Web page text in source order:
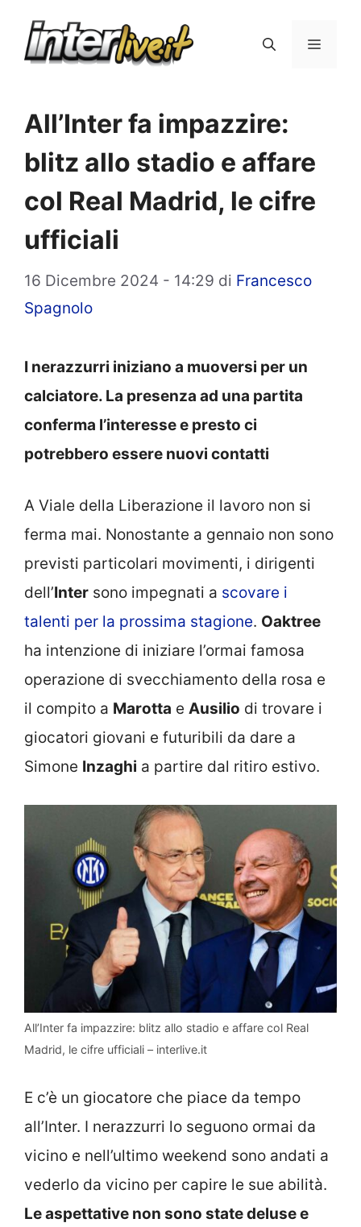
Menu
All’Inter fa impazzire:
blitz allo stadio e affare
col Real Madrid, le cifre
ufficiali
16 Dicembre 2024 - 14:29 di Francesco
Spagnolo
I nerazzurri iniziano a muoversi per un
calciatore. La presenza ad una partita
conferma l’interesse e presto ci
potrebbero essere nuovi contatti
A Viale della Liberazione il lavoro non si
ferma mai. Nonostante a gennaio non sono
previsti particolari movimenti, i dirigenti
dell’Inter sono impegnati a scovare i
talenti per la prossima stagione. Oaktree
ha intenzione di iniziare l’ormai famosa
operazione di svecchiamento della rosa e
il compito a Marotta e Ausilio di trovare i
giocatori giovani e futuribili da dare a
Simone Inzaghi a partire dal ritiro estivo.
All’Inter fa impazzire: blitz allo stadio e affare col Real
Madrid, le cifre ufficiali – interlive.it
E c’è un giocatore che piace da tempo
all’Inter. I nerazzurri lo seguono ormai da
vicino e nell’ultimo weekend sono andati a
vederlo da vicino per capire le sue abilità.
Le aspettative non sono state deluse e